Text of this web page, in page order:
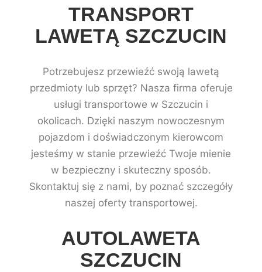
TRANSPORT
LAWETĄ SZCZUCIN
Potrzebujesz przewieźć swoją lawetą
przedmioty lub sprzęt? Nasza firma oferuje
usługi transportowe w Szczucin i
okolicach. Dzięki naszym nowoczesnym
pojazdom i doświadczonym kierowcom
jesteśmy w stanie przewieźć Twoje mienie
w bezpieczny i skuteczny sposób.
Skontaktuj się z nami, by poznać szczegóły
naszej oferty transportowej.
AUTOLAWETA
SZCZUCIN